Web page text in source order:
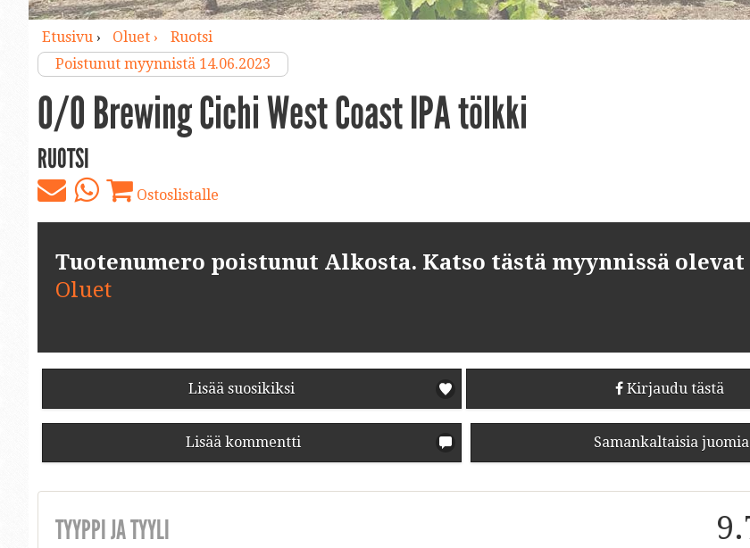
Etusivu› Oluet ›
Ruotsi
Poistunut myynnistä 14.06.2023
O/O Brewing Cichi West Coast IPA tölkki
RUOTSI
Ostoslistalle
Tuotenumero poistunut Alkosta. Katso tästä myynnissä
Oluet
Lisää suosikiksi Kirjaudu tästä
Lisää kommentti Samankaltaisia juomia
TYYPPI JA TYYLI